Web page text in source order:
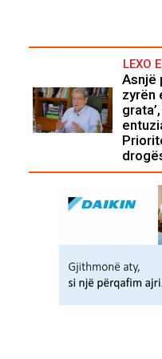
LEXO
Asnjë
zyrën